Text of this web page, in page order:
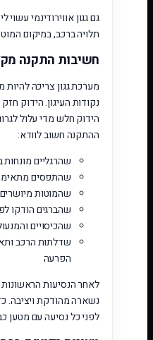
גם גגון אווירודינמי
תלויה ברכב, במיקום
חשיבות התקנה
מערכת גגון צריכה להיות
נקודות העיגון. הידוק
הידוק חלש מדי עלול
ההתקנה חשוב לוודא:
שהרגליים מונחות
שהתפסים
שהמוטות
שהברגים הודקו
שהכיסויים
שדלתות הרכב
הפרעה
לאחר הנסיעות
נשארה מהודקת ויציבה.
לפני כל נסיעה עם מטען